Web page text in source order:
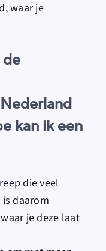
waar je
kan ik een
die veel
daarom
je deze laat